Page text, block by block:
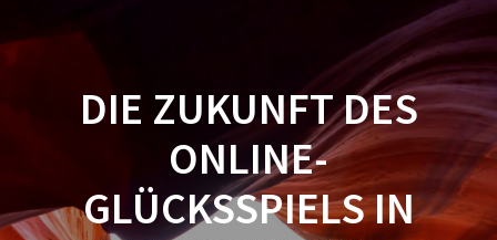
DIE ZUKUNFT DES
ONLINE-
GLÜCKSSPIELS IN